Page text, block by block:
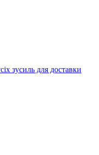
зусиль для доставки